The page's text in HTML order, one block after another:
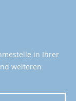
in Ihrer
weiteren